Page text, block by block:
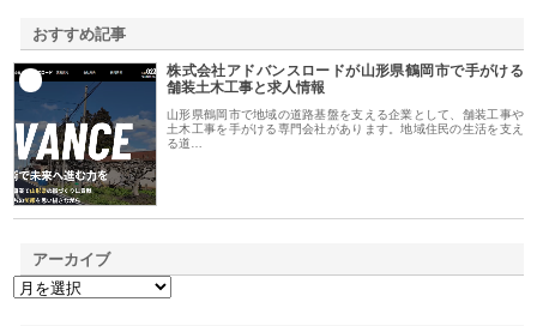
おすすめ記事
株式会社アドバンスロードが山形県鶴岡市で手がける
舗装土木工事と求人情報
山形県鶴岡市で地域の道路基盤を支える企業として、舗装工事や
土木工事を手がける専門会社があります。地域住民の生活を支え
る道…
アーカイブ